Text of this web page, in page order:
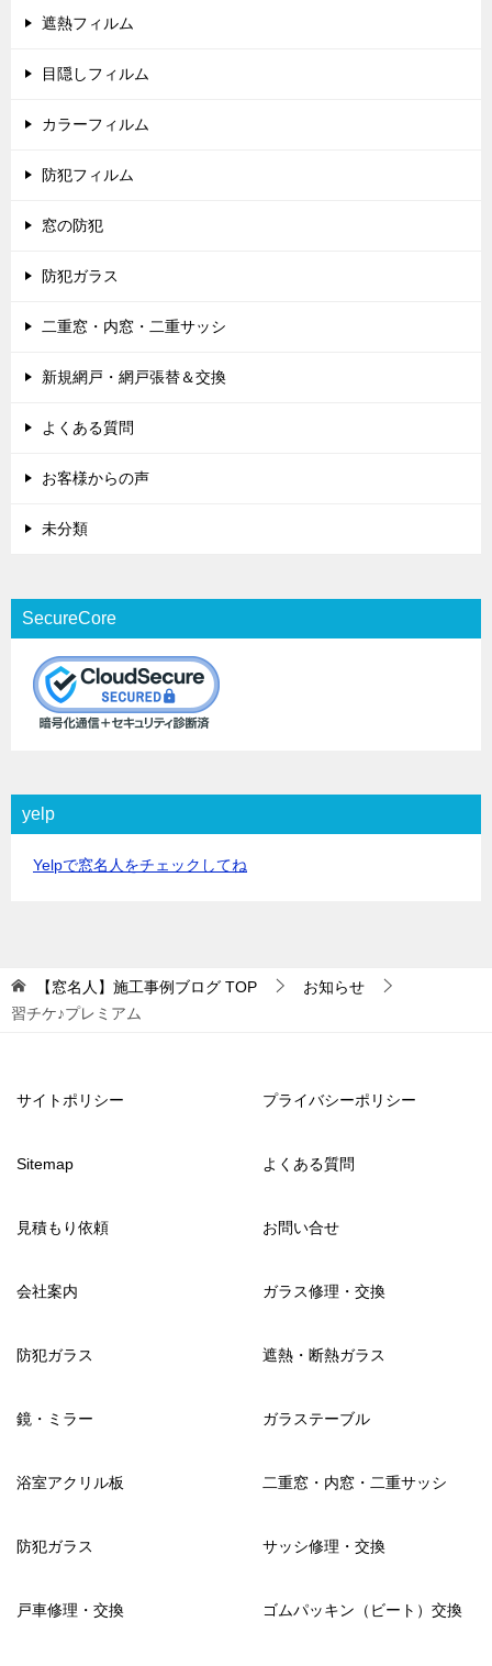
遮熱フィルム
目隠しフィルム
カラーフィルム
防犯フィルム
窓の防犯
防犯ガラス
二重窓・内窓・二重サッシ
新規網戸・網戸張替＆交換
よくある質問
お客様からの声
未分類
SecureCore
yelp
Yelpで窓名人をチェックしてね
【窓名人】施工事例ブログ TOP
お知らせ
習チケ♪プレミアム
サイトポリシー プライバシーポリシー
Sitemap よくある質問
見積もり依頼 お問い合せ
会社案内 ガラス修理・交換
防犯ガラス 遮熱・断熱ガラス
鏡・ミラー ガラステーブル
浴室アクリル板 二重窓・内窓・二重サッシ
防犯ガラス サッシ修理・交換
戸車修理・交換 ゴムパッキン（ビート）交換